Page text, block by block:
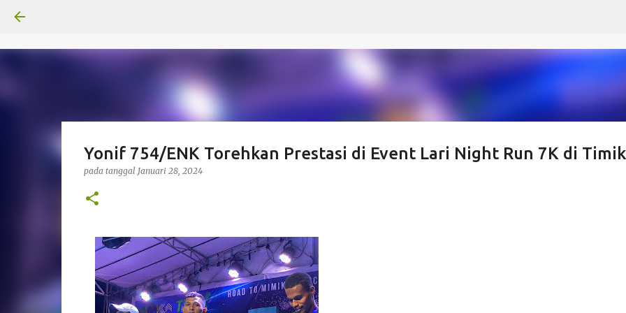
Yonif 754/ENK Torehkan Prestasi di Event Lari Night Run 7K di
pada tanggal Januari 28, 2024